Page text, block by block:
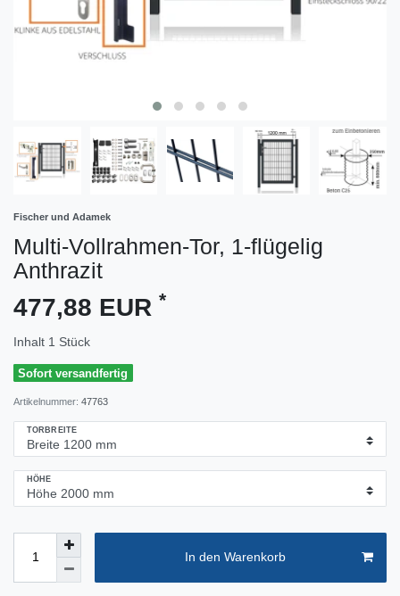
Fischer und Adamek
Multi-Vollrahmen-Tor, 1-flügelig
Anthrazit
477,88 EUR *
Inhalt 1 Stück
Sofort versandfertig
Artikelnummer: 47763
TORBREITE
HÖHE
In den Warenkorb